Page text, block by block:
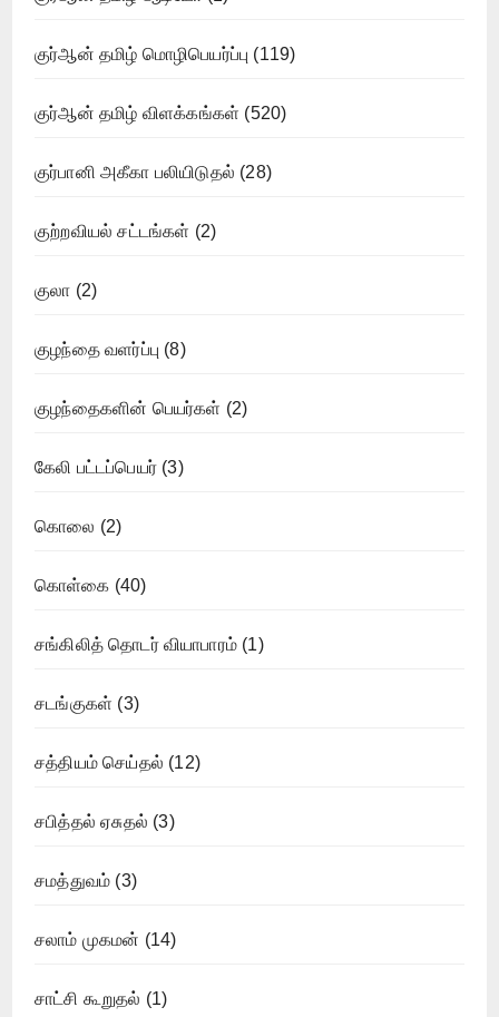
குர்ஆன் தமிழ் மொழிபெயர்ப்பு (119)
குர்ஆன் தமிழ் விளக்கங்கள் (520)
குர்பானி அகீகா பலியிடுதல் (28)
குற்றவியல் சட்டங்கள் (2)
குலா (2)
குழந்தை வளர்ப்பு (8)
குழந்தைகளின் பெயர்கள் (2)
கேலி பட்டப்பெயர் (3)
கொலை (2)
கொள்கை (40)
சங்கிலித் தொடர் வியாபாரம் (1)
சடங்குகள் (3)
சத்தியம் செய்தல் (12)
சபித்தல் ஏசுதல் (3)
சமத்துவம் (3)
சலாம் முகமன் (14)
சாட்சி கூறுதல் (1)